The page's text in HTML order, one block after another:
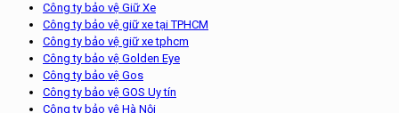
Công ty bảo vệ Giữ Xe
Công ty bảo vệ giữ xe tại TPHCM
Công ty bảo vệ giữ xe tphcm
Công ty bảo vệ Golden Eye
Công ty bảo vệ Gos
Công ty bảo vệ GOS Uy tín
Công ty bảo vệ Hà Nội